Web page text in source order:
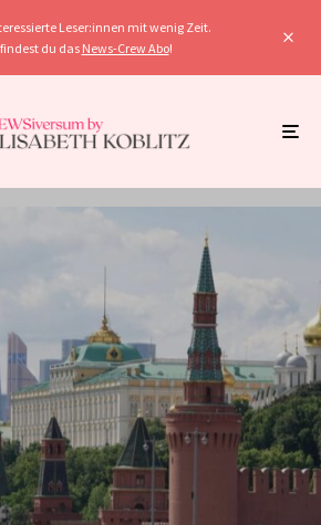
Leser:innen mit wenig Zeit.
du das News-Crew Abo!